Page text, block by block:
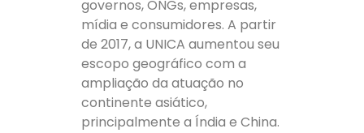
governos, ONGs, empresas,
mídia e consumidores. A partir
de 2017, a UNICA aumentou seu
escopo geográfico com a
ampliação da atuação no
continente asiático,
principalmente a Índia e China.